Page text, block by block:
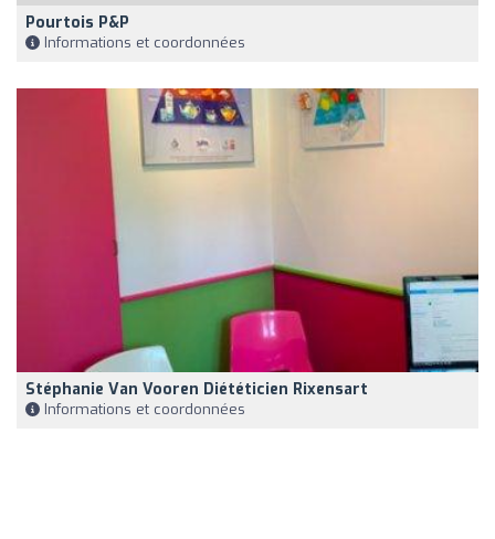
Pourtois P&P
Informations et coordonnées
Stéphanie Van Vooren Diététicien Rixensart
Informations et coordonnées